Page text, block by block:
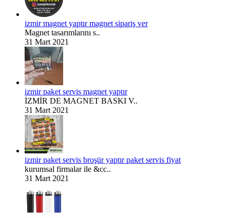
izmir magnet yaptır magnet sipariş ver
Magnet tasarımlarını s..
31 Mart 2021
izmir paket servis magnet yaptır
İZMİR DE MAGNET BASKI V..
31 Mart 2021
izmir paket servis broşür yaptır paket servis fiyat
kurumsal firmalar ile &cc..
31 Mart 2021